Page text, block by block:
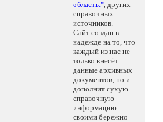
область.", других
справочных
источников.
Сайт создан в
надежде на то, что
каждый из нас не
только внесёт
данные архивных
документов, но и
дополнит сухую
справочную
информацию
своими бережно